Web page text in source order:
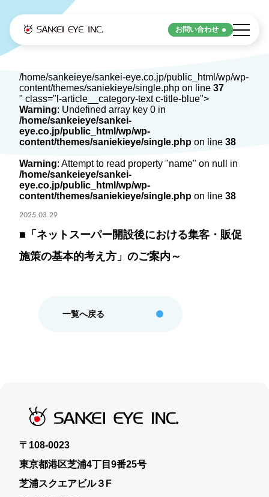
お問い合わせ
Strengths
サンケイアイの強み
サンケイアイの強み
Service
サービス
デジタル
Webサイト制作
新聞折込広告
/home/sankeieye/sankei-eye.co.jp/public_html/wp/wp-
content/themes/saniekieye/single.php on line 37
" class="l-article__category-text c-title-blue">
Warning: Undefined array key 0 in
/home/sankeieye/sankei-
eye.co.jp/public_html/wp/wp-
content/themes/saniekieye/single.php on line 38
Warning: Attempt to read property "name" on null in
/home/sankeieye/sankei-
eye.co.jp/public_html/wp/wp-
content/themes/saniekieye/single.php on line 38
2025.03.29
■「ネットスーパー開設後における集客・販促
施策の基本的考え方」のご案内～
一覧へ戻る
〒108-0023
東京都港区芝浦4丁目9番25号
芝浦スクエアビル３F